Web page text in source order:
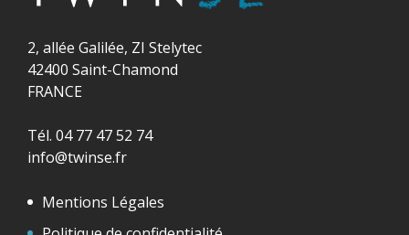
2, allée Galilée, ZI Stelytec
42400 Saint-Chamond
FRANCE
Tél. 04 77 47 52 74
info@twinse.fr
Mentions Légales